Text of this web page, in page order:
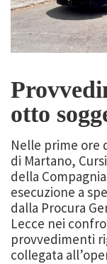
otto
Nelle prime ore
di Martano,
della
esecuzione a
dalla Procura
Lecce nei
provvedimenti
collegata